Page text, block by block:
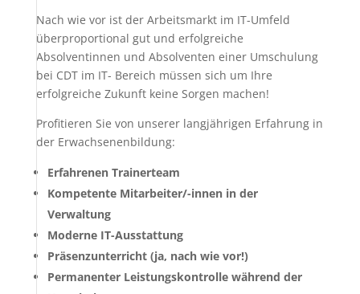
Nach wie vor ist der Arbeitsmarkt im IT-Umfeld
überproportional gut und erfolgreiche
Absolventinnen und Absolventen einer Umschulung
bei CDT im IT- Bereich müssen sich um Ihre
erfolgreiche Zukunft keine Sorgen machen!
Profitieren Sie von unserer langjährigen Erfahrung in
der Erwachsenenbildung:
Erfahrenen Trainerteam
Kompetente Mitarbeiter/-innen in der
Verwaltung
Moderne IT-Ausstattung
Präsenzunterricht (ja, nach wie vor!)
Permanenter Leistungskontrolle während der